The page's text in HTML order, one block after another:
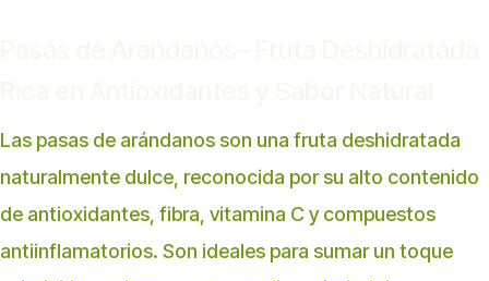
Las pasas de arándanos son una fruta deshidratada
naturalmente dulce, reconocida por su alto contenido
de antioxidantes, fibra, vitamina C y compuestos
antiinflamatorios. Son ideales para sumar un toque